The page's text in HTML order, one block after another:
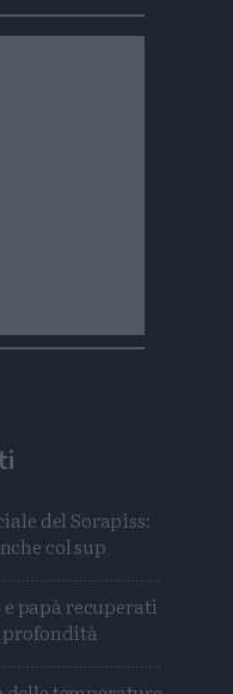
del Sorapiss:
col sup
papà recuperati
profondità